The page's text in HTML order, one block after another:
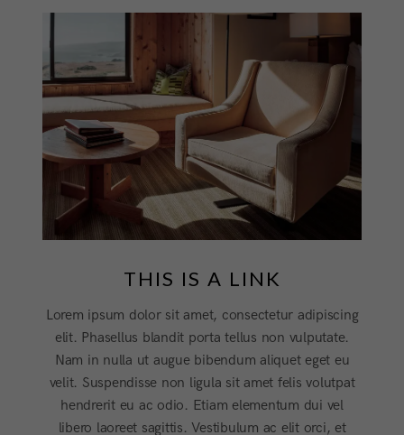
THIS IS A LINK
Lorem ipsum dolor sit amet, consectetur adipiscing
elit. Phasellus blandit porta tellus non vulputate.
Nam in nulla ut augue bibendum aliquet eget eu
velit. Suspendisse non ligula sit amet felis volutpat
hendrerit eu ac odio. Etiam elementum dui vel
libero laoreet sagittis. Vestibulum ac elit orci, et